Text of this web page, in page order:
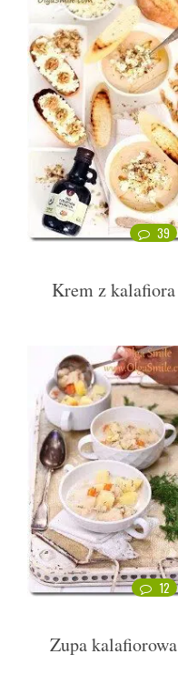
39
Krem z kalafiora
12
Zupa kalafiorowa